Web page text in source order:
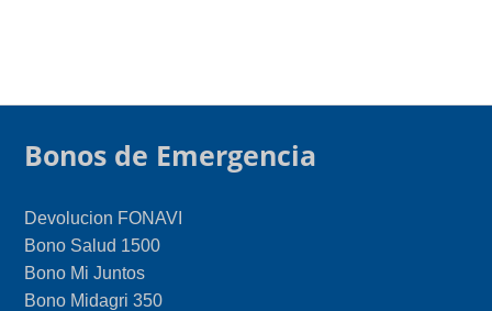
Bonos de Emergencia
Devolucion FONAVI
Bono Salud 1500
Bono Mi Juntos
Bono Midagri 350